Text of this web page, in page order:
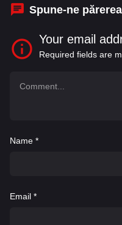
Spune-ne
Your email
Required fields are
Name *
Email *